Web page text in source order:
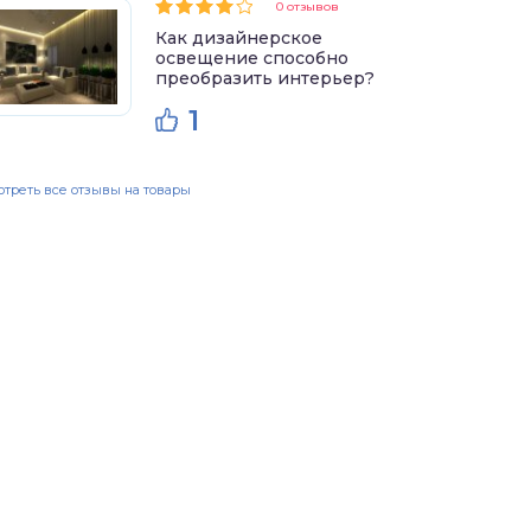
0 отзывов
Как дизайнерское
освещение способно
преобразить интерьер?
1
все отзывы на товары